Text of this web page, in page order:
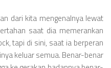
dari kita mengenalnya lewat
saat dia memerankan
tapi di sini, saat ia berperan
keluar semua. Benar-benar